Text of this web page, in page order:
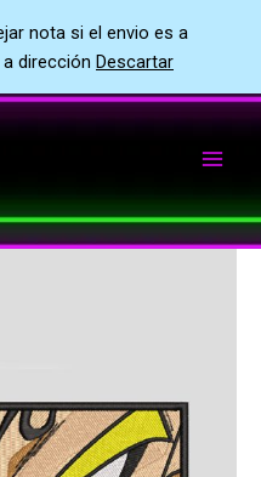
nota si el envio es a
dirección Descartar